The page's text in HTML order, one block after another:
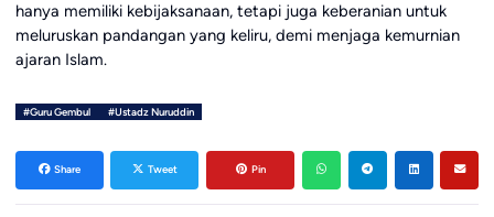
hanya memiliki kebijaksanaan, tetapi juga keberanian untuk
meluruskan pandangan yang keliru, demi menjaga kemurnian
ajaran Islam.
#Guru Gembul #Ustadz Nuruddin
Share Tweet Pin